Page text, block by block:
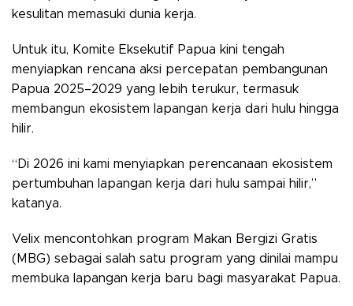
kesulitan memasuki dunia kerja.
Untuk itu, Komite Eksekutif Papua kini tengah
menyiapkan rencana aksi percepatan pembangunan
Papua 2025–2029 yang lebih terukur, termasuk
membangun ekosistem lapangan kerja dari hulu hingga
hilir.
“Di 2026 ini kami menyiapkan perencanaan ekosistem
pertumbuhan lapangan kerja dari hulu sampai hilir,”
katanya.
Velix mencontohkan program Makan Bergizi Gratis
(MBG) sebagai salah satu program yang dinilai mampu
membuka lapangan kerja baru bagi masyarakat Papua.